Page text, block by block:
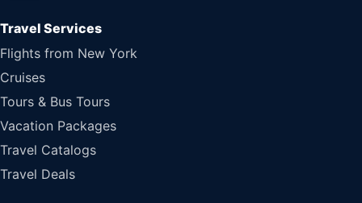
Travel Services
Flights from New York
Cruises
Tours & Bus Tours
Vacation Packages
Travel Catalogs
Travel Deals